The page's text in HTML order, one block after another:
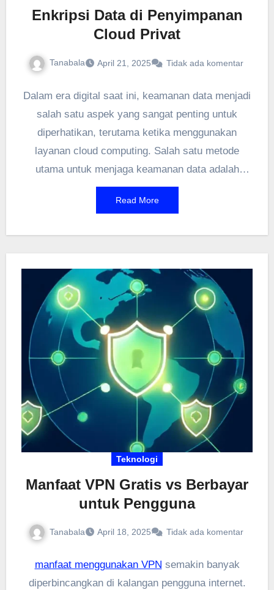
Enkripsi Data di Penyimpanan
Cloud Privat
Tanabala April 21, 2025 Tidak ada komentar
Dalam era digital saat ini, keamanan data menjadi
salah satu aspek yang sangat penting untuk
diperhatikan, terutama ketika menggunakan
layanan cloud computing. Salah satu metode
utama untuk menjaga keamanan data adalah
dengan menerapkanenkripsi data cloud
Enkripsi ini berfungsi sebagai lapisan perlindungan
perusahaan dan individu yang memanfaatkan
layanan penyimpanan berbasis awan, pemahaman
tentang enkripsi dan bagaimana penerapannya
dalam penyimpanan cloud privat menjadi sangat
krusial.
Read More
Teknologi
Manfaat VPN Gratis vs Berbayar
untuk Pengguna
Tanabala April 18, 2025 Tidak ada komentar
manfaat menggunakan VPN semakin banyak
diperbincangkan di kalangan pengguna internet.